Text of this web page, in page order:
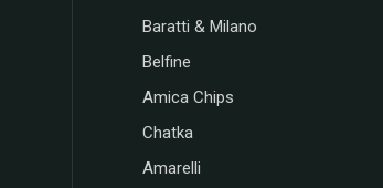
Baratti & Milano
Belfine
Amica Chips
Chatka
Amarelli